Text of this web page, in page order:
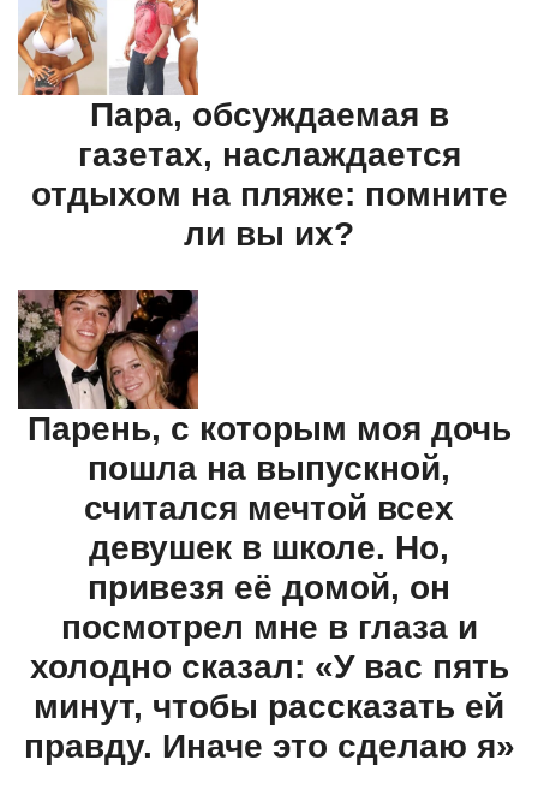
Пара, обсуждаемая в
газетах, наслаждается
отдыхом на пляже: помните
ли вы их?
Парень, с которым моя дочь
пошла на выпускной,
считался мечтой всех
девушек в школе. Но,
привезя её домой, он
посмотрел мне в глаза и
холодно сказал: «У вас пять
минут, чтобы рассказать ей
правду. Иначе это сделаю я»